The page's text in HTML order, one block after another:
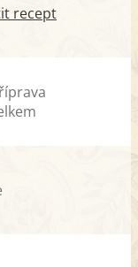
recept